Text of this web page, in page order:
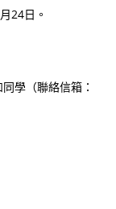
24日。
學（聯絡信箱：